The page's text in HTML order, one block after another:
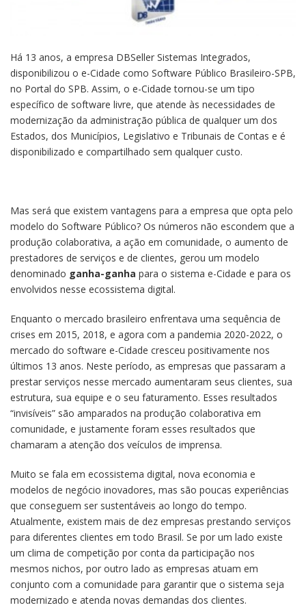
Há 13 anos, a empresa DBSeller Sistemas Integrados,
disponibilizou o e-Cidade como Software Público Brasileiro-SPB,
no Portal do SPB. Assim, o e-Cidade tornou-se um tipo
específico de software livre, que atende às necessidades de
modernização da administração pública de qualquer um dos
Estados, dos Municípios, Legislativo e Tribunais de Contas e é
disponibilizado e compartilhado sem qualquer custo.
Mas será que existem vantagens para a empresa que opta pelo
modelo do Software Público? Os números não escondem que a
produção colaborativa, a ação em comunidade, o aumento de
prestadores de serviços e de clientes, gerou um modelo
denominado ganha-ganha para o sistema e-Cidade e para os
envolvidos nesse ecossistema digital.
Enquanto o mercado brasileiro enfrentava uma sequência de
crises em 2015, 2018, e agora com a pandemia 2020-2022, o
mercado do software e-Cidade cresceu positivamente nos
últimos 13 anos. Neste período, as empresas que passaram a
prestar serviços nesse mercado aumentaram seus clientes, sua
estrutura, sua equipe e o seu faturamento. Esses resultados
“invisíveis” são amparados na produção colaborativa em
comunidade, e justamente foram esses resultados que
chamaram a atenção dos veículos de imprensa.
Muito se fala em ecossistema digital, nova economia e
modelos de negócio inovadores, mas são poucas experiências
que conseguem ser sustentáveis ao longo do tempo.
Atualmente, existem mais de dez empresas prestando serviços
para diferentes clientes em todo Brasil. Se por um lado existe
um clima de competição por conta da participação nos
mesmos nichos, por outro lado as empresas atuam em
conjunto com a comunidade para garantir que o sistema seja
modernizado e atenda novas demandas dos clientes.